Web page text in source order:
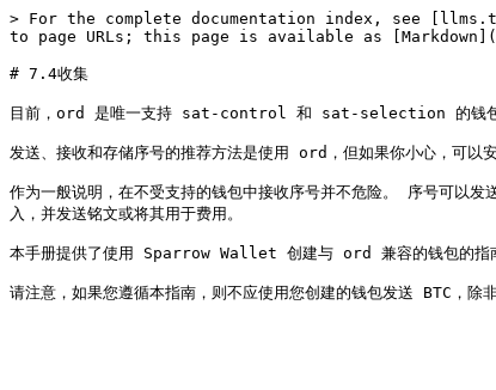
> For the complete documentation index, see
to page URLs; this page is available as
# 7.4收集
目前，ord 是唯一支持 sat-control 和 sat-selection 的钱包，
发送、接收和存储序号的推荐方法是使用 ord，但如果你小心，可以
作为一般说明，在不受支持的钱包中接收序号并不危险。 序号可以
入，并发送铭文或将其用于费用。
本手册提供了使用 Sparrow Wallet 创建与 ord 兼容的钱包的指